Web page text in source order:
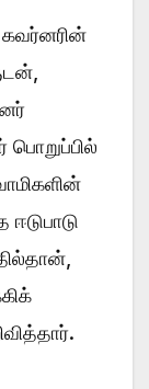
பொறுப்பில்